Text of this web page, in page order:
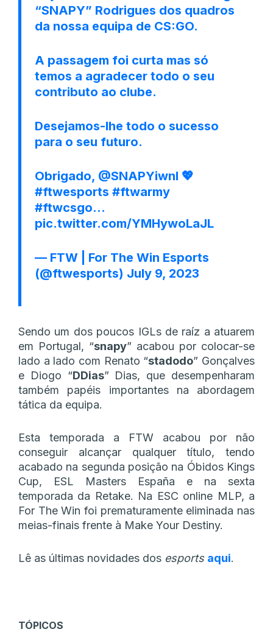
“SNAPY” Rodrigues dos quadros
da nossa equipa de CS:GO.
A passagem foi curta mas só
temos a agradecer todo o seu
contributo ao clube.
Desejamos-lhe todo o sucesso
para o seu futuro.
Obrigado, @SNAPYiwnl 💖
#ftwesports #ftwarmy
#ftwcsgo…
pic.twitter.com/YMHywoLaJL
— FTW | For The Win Esports
(@ftwesports) July 9, 2023
Sendo um dos poucos IGLs de raíz a atuarem
em Portugal, “snapy” acabou por colocar-se
lado a lado com Renato “stadodo” Gonçalves
e Diogo “DDias” Dias, que desempenharam
também papéis importantes na abordagem
tática da equipa.
Esta temporada a FTW acabou por não
conseguir alcançar qualquer título, tendo
acabado na segunda posição na Óbidos Kings
Cup, ESL Masters España e na sexta
temporada da Retake. Na ESC online MLP, a
For The Win foi prematuramente eliminada nas
meias-finais frente à Make Your Destiny.
Lê as últimas novidades dos esports aqui.
TÓPICOS